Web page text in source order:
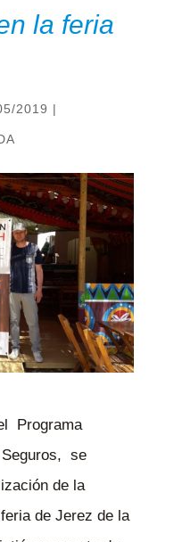
la feria
2019 |
Programa
Seguros, se
de la
de Jerez de la